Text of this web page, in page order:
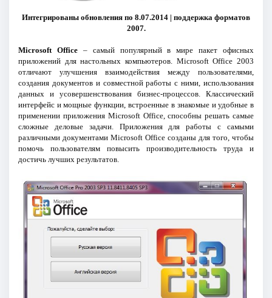
Интегрированы обновления по 8.07.2014 | поддержка форматов
2007.
Microsoft Office– самый популярный в мире пакет офисных
приложений для настольных компьютеров. Microsoft Office 2003
отличают улучшения взаимодействия между пользователями,
создания документов и совместной работы с ними, использования
данных и усовершенствования бизнес-процессов. Классический
интерфейс и мощные функции, встроенные в знакомые и удобные в
применении приложения Microsoft Office, способны решать самые
сложные деловые задачи. Приложения для работы с самыми
различными документами Microsoft Office созданы для того, чтобы
помочь пользователям повысить производительность труда и
достичь лучших результатов.